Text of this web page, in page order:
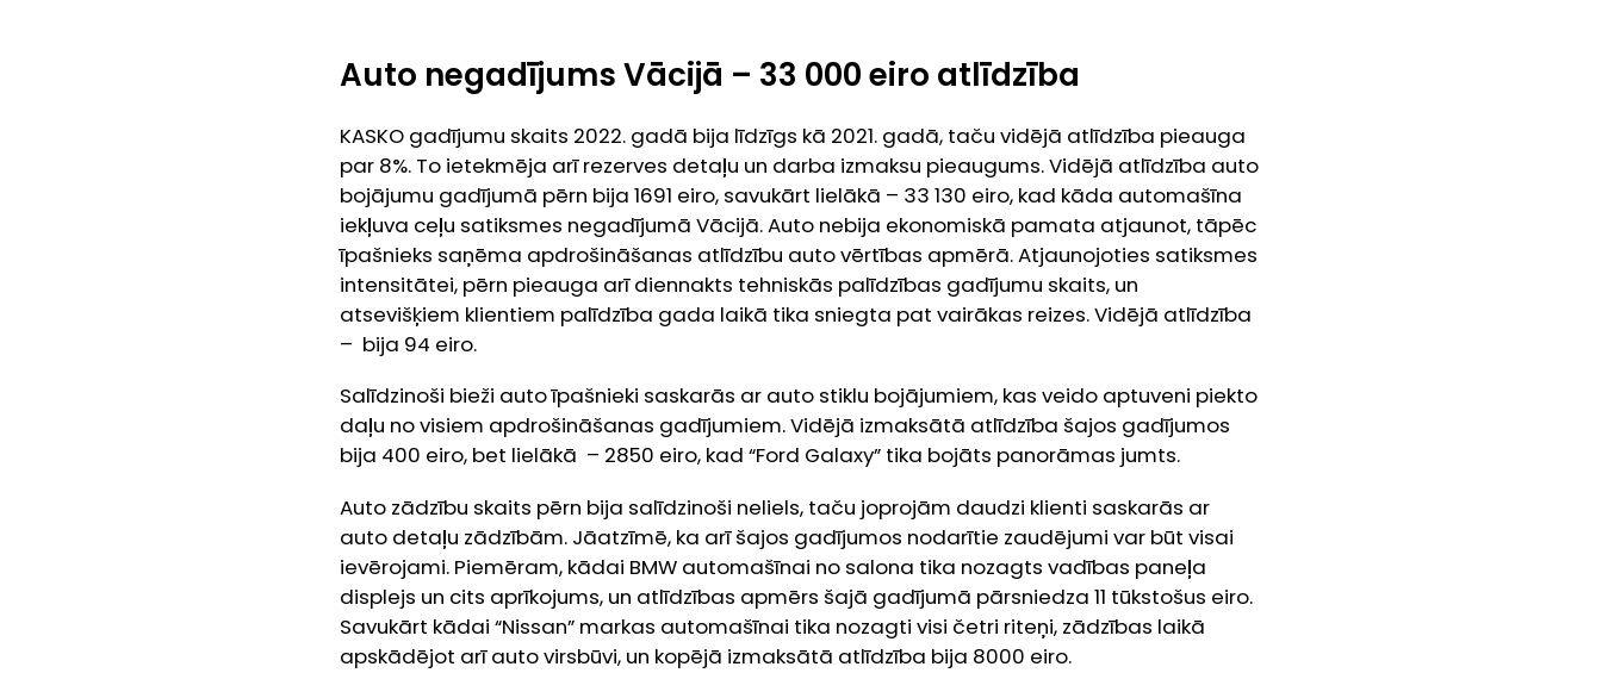
Auto negadījums Vācijā – 33 000 eiro atlīdzība
KASKO gadījumu skaits 2022. gadā bija līdzīgs kā 2021. gadā, taču vidējā atlīdzība pieauga
par 8%. To ietekmēja arī rezerves detaļu un darba izmaksu pieaugums. Vidējā atlīdzība auto
bojājumu gadījumā pērn bija 1691 eiro, savukārt lielākā – 33 130 eiro, kad kāda automašīna
iekļuva ceļu satiksmes negadījumā Vācijā. Auto nebija ekonomiskā pamata atjaunot, tāpēc
īpašnieks saņēma apdrošināšanas atlīdzību auto vērtības apmērā. Atjaunojoties satiksmes
intensitātei, pērn pieauga arī diennakts tehniskās palīdzības gadījumu skaits, un
atsevišķiem klientiem palīdzība gada laikā tika sniegta pat vairākas reizes. Vidējā atlīdzība
– bija 94 eiro.
Salīdzinoši bieži auto īpašnieki saskarās ar auto stiklu bojājumiem, kas veido aptuveni piekto
daļu no visiem apdrošināšanas gadījumiem. Vidējā izmaksātā atlīdzība šajos gadījumos
bija 400 eiro, bet lielākā – 2850 eiro, kad “Ford Galaxy” tika bojāts panorāmas jumts.
Auto zādzību skaits pērn bija salīdzinoši neliels, taču joprojām daudzi klienti saskarās ar
auto detaļu zādzībām. Jāatzīmē, ka arī šajos gadījumos nodarītie zaudējumi var būt visai
ievērojami. Piemēram, kādai BMW automašīnai no salona tika nozagts vadības paneļa
displejs un cits aprīkojums, un atlīdzības apmērs šajā gadījumā pārsniedza 11 tūkstošus eiro.
Savukārt kādai “Nissan” markas automašīnai tika nozagti visi četri riteņi, zādzības laikā
apskādējot arī auto virsbūvi, un kopējā izmaksātā atlīdzība bija 8000 eiro.